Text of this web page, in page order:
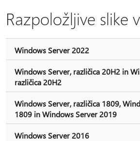
Razpoložljive slike
Windows Server 2022
Windows Server, različica 20H2 in
različica 20H2
Windows Server, različica 1809,
1809 in Windows Server 2019
Windows Server 2016